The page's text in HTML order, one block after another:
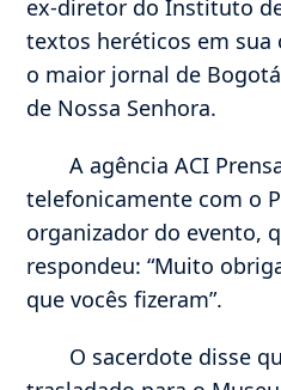
ex-diretor do Instituto
textos heréticos em sua
o maior jornal de
de Nossa Senhora.
A agência ACI
telefonicamente com o
organizador do evento,
respondeu: “Muito
que vocês fizeram”.
O sacerdote disse